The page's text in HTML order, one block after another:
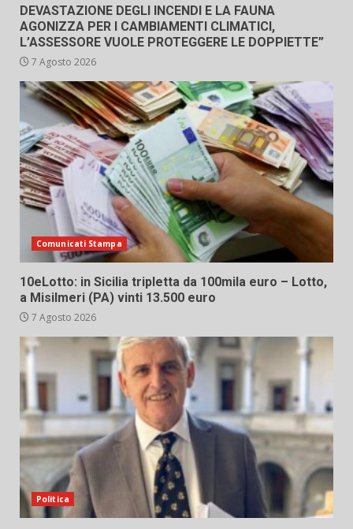
DEVASTAZIONE DEGLI INCENDI E LA FAUNA
AGONIZZA PER I CAMBIAMENTI CLIMATICI,
L’ASSESSORE VUOLE PROTEGGERE LE DOPPIETTE”
7 Agosto 2026
Comunicati Stampa
10eLotto: in Sicilia tripletta da 100mila euro – Lotto,
a Misilmeri (PA) vinti 13.500 euro
7 Agosto 2026
Politica